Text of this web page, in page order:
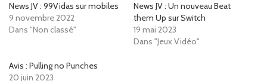
News JV : 99Vidas sur mobiles
9 novembre 2022
Dans "Non classé"
News JV : Un nouveau Beat
them Up sur Switch
19 mai 2023
Dans "Jeux Vidéo"
Avis : Pulling no Punches
20 juin 2023